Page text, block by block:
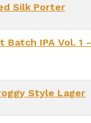
Silk Porter
Batch IPA Vol. 1 -
Style Lager